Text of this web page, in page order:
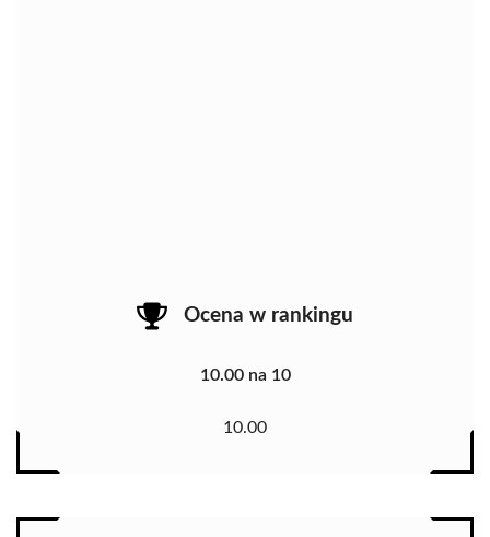
Ocena w rankingu
10.00 na 10
10.00